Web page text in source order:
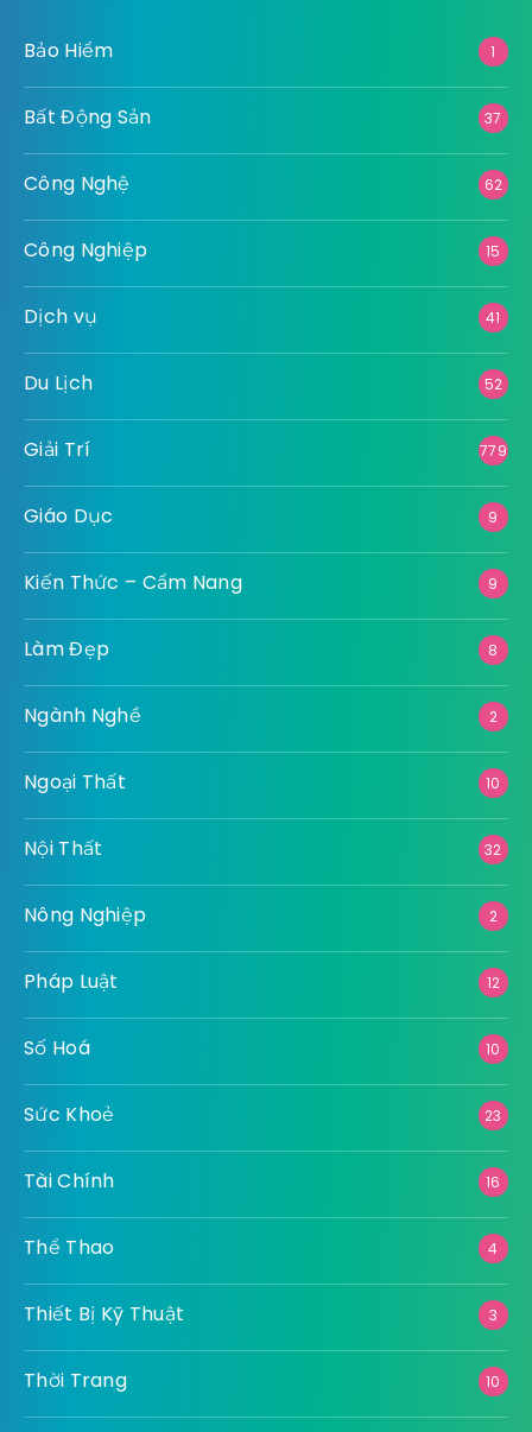
Bảo Hiểm 1
Bất Động Sản 37
Công Nghệ 62
Công Nghiệp 15
Dịch vụ 41
Du Lịch 52
Giải Trí 779
Giáo Dục 9
Kiến Thức – Cẩm Nang 9
Làm Đẹp 8
Ngành Nghề 2
Ngoại Thất 10
Nội Thất 32
Nông Nghiệp 2
Pháp Luật 12
Số Hoá 10
Sức Khoẻ 23
Tài Chính 16
Thể Thao 4
Thiết Bị Kỹ Thuật 3
Thời Trang 10